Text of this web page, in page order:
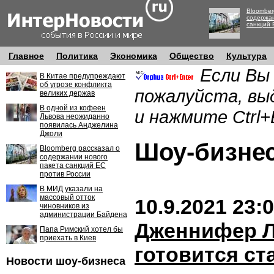
санкций
Главное Политика Экономика Общество Культура
В Китае предупреждают
об угрозе конфликта
великих держав
В одной из кофеен
Львова неожиданно
появилась Анджелина
Джоли
Bloomberg рассказал о
содержании нового
пакета санкций ЕС
против России
В МИД указали на
массовый отток
чиновников из
администрации Байдена
Папа Римский хотел бы
приехать в Киев
Новости шоу-бизнеса
Если Вы
пожалуйста,
и нажмите
Шоу-
10.9.2021
Дженнифер
готовится